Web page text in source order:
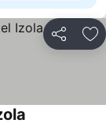
Zdieľať